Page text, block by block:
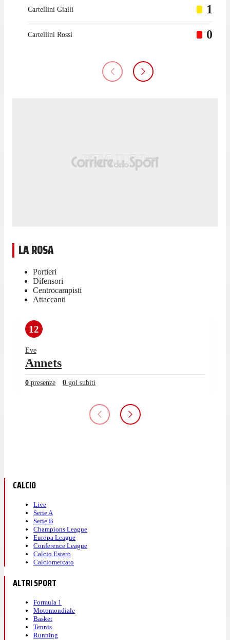
Cartellini Gialli 1
Cartellini Rossi 0
LA ROSA
Portieri
Difensori
Centrocampisti
Attaccanti
12
Eve
Annets
0 presenze 0 gol subiti
CALCIO
Live
Serie A
Serie B
Champions League
Europa League
Conference League
Calcio Estero
Calciomercato
ALTRI SPORT
Formula 1
Motomondiale
Basket
Tennis
Running